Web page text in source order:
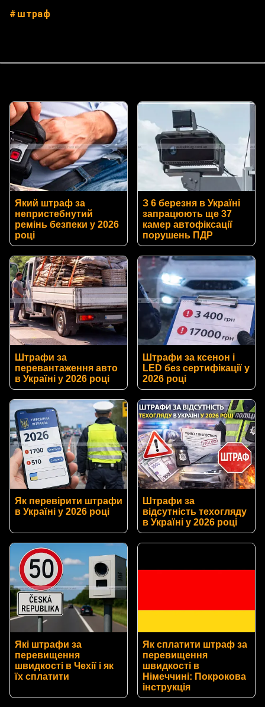
штраф
Який штраф за
непристебнутий
ремінь безпеки у 2026
році
З 6 березня в Україні
запрацюють ще 37
камер автофіксації
порушень ПДР
Штрафи за
перевантаження авто
в Україні у 2026 році
Штрафи за ксенон і
LED без сертифікації у
2026 році
Як перевірити штрафи
в Україні у 2026 році
Штрафи за
відсутність техогляду
в Україні у 2026 році
Які штрафи за
перевищення
швидкості в Чехії і як
їх сплатити
Як сплатити штраф за
перевищення
швидкості в
Німеччині: Покрокова
інструкція